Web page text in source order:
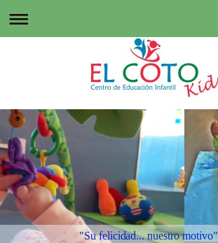
"Su felicidad... nuestro motivo"